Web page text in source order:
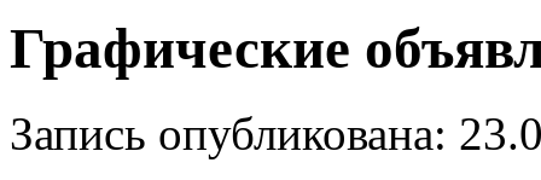
Графические
Запись опубликована: